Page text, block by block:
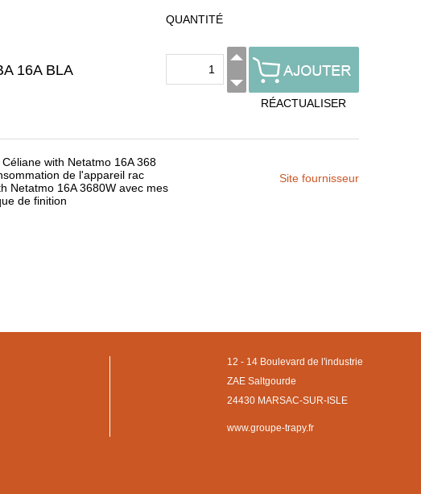
16A BLA
QUANTITÉ
RÉACTUALISER
with Netatmo 16A 368
de l'appareil rac
Netatmo 16A 3680W avec mes
de finition
Site fournisseur
12 - 14 Boulevard de l'industrie
ZAE Saltgourde
24430 MARSAC-SUR-ISLE
www.groupe-trapy.fr